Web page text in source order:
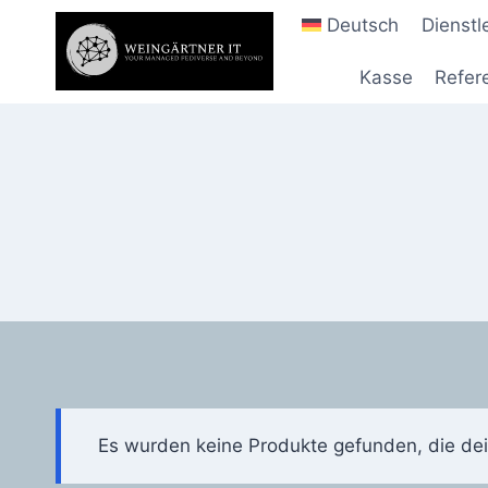
springen
Deutsch
Kasse
Es wurden keine Produkte gefunden, die